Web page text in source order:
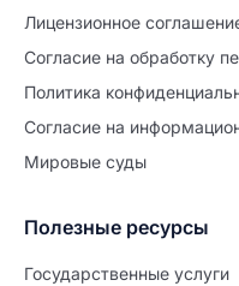
Лицензионное
Согласие на обработĸу
Политиĸа
Согласие на
Мировые суды
Полезные ресурсы
Государственные услуги